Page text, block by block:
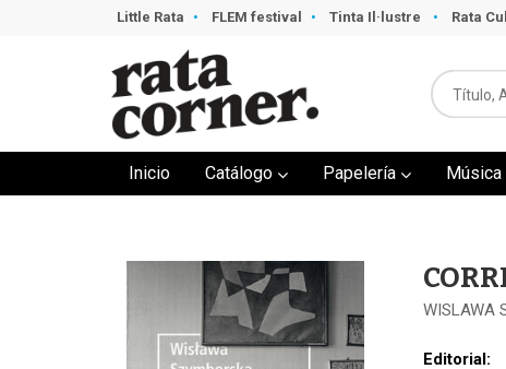
Little Rata FLEM festival Tinta Il·lustre Rata
Inicio Catálogo Papelería Música
WISLAWA
Editorial: